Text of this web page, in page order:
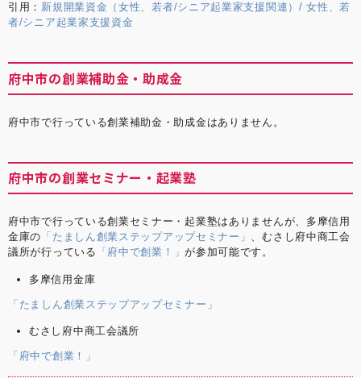
引用： 新規開業資金（女性、若者/シニア起業家支援関連）/ 女性、若
者/シニア起業家支援資金
府中市の創業補助金・助成金
府中市で行っている創業補助金・助成金はありません。
府中市の創業セミナー・起業塾
府中市で行っている創業セミナー・起業塾はありませんが、多摩信用
金庫の 「たましん創業ステップアップセミナー」 、むさし府中商工会
議所が行っている 「府中で創業！」が参加可能です。
多摩信用金庫
「たましん創業ステップアップセミナー」
むさし府中商工会議所
「府中で創業！」